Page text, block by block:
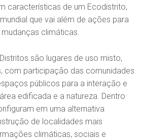
características de um Ecodistrito,
que vai além de ações para
climáticas.
são lugares de uso misto,
com participação das comunidades
públicos para a interação e
edificada e a natureza. Dentro
em uma alternativa
de localidades mais
climáticas, sociais e